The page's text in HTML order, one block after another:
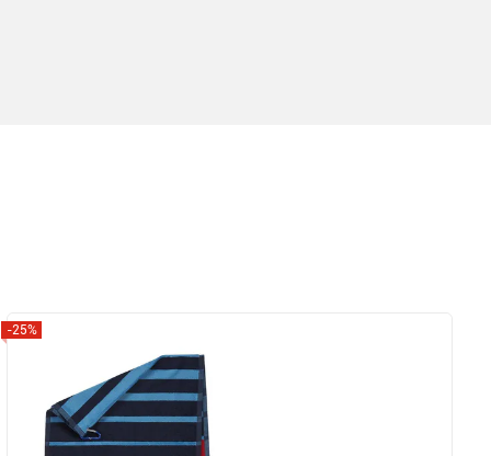
-25%
Zobrazit